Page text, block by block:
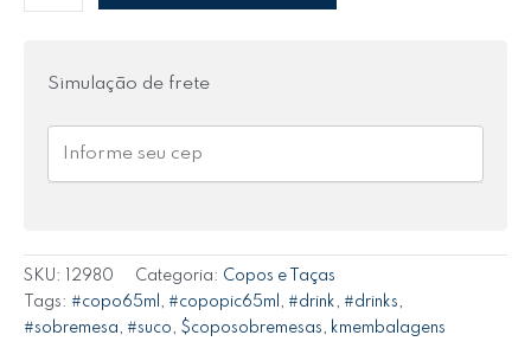
Simulação de frete
SKU: 12980 Categoria: Copos e Taças
Tags: #copo65ml , #copopic65ml , #drink, #drinks,
#sobremesa, #suco, $coposobremesas, kmembalagens